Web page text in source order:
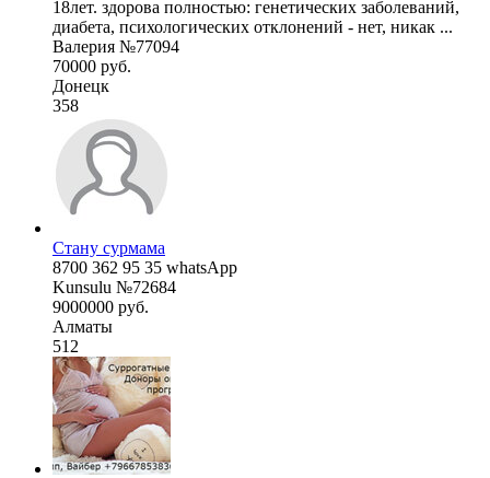
18лет. здорова полностью: генетических заболеваний,
диабета, психологических отклонений - нет, никак ...
Валерия №77094
70000 руб.
Донецк
358
Стану сурмама
8700 362 95 35 whatsApp
Kunsulu №72684
9000000 руб.
Алматы
512